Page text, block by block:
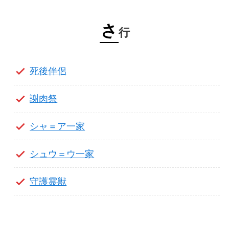
さ 行
死後伴侶
謝肉祭
シャ＝ア一家
シュウ＝ウ一家
守護霊獣